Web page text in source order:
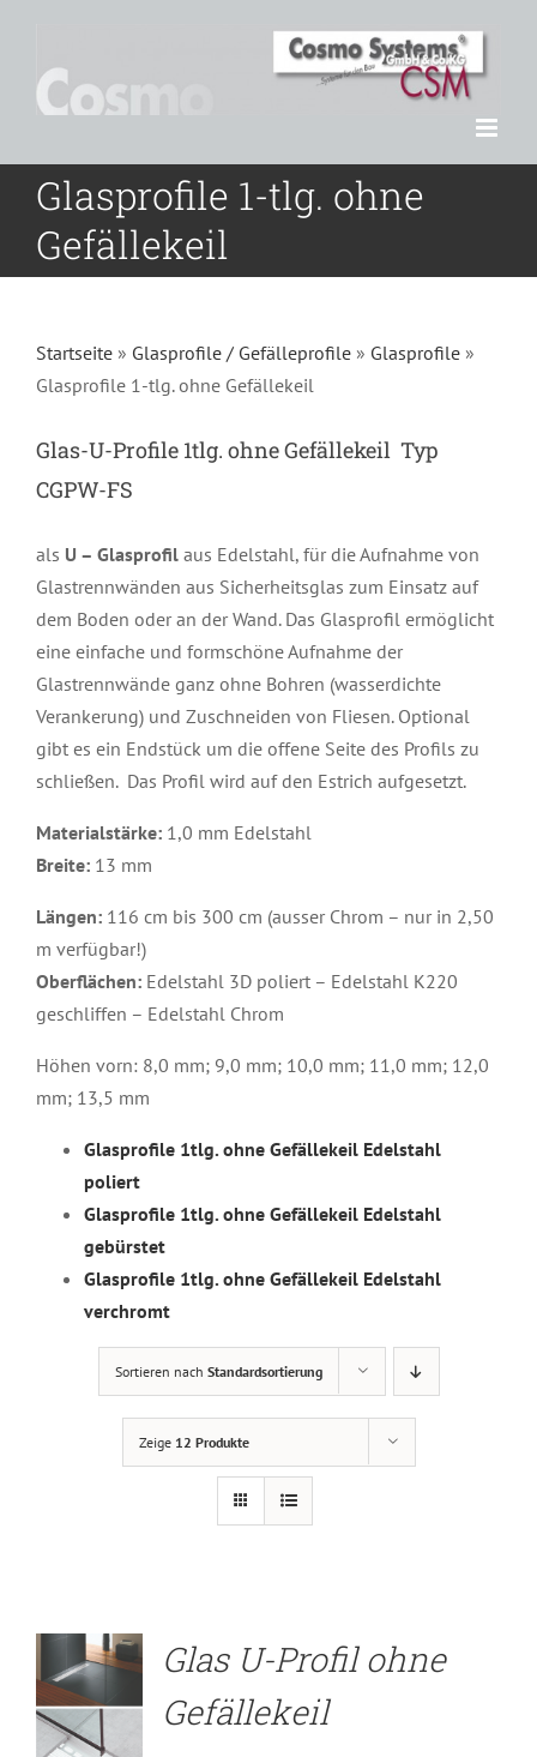
springen
Glasprofile 1-tlg. ohne
Gefällekeil
Startseite » Glasprofile / Gefälleprofile » Glasprofile »
Glasprofile 1-tlg. ohne Gefällekeil
Glas-U-Profile 1tlg. ohne Gefällekeil Typ
CGPW-FS
als U – Glasprofil aus Edelstahl, für die Aufnahme von
Glastrennwänden aus Sicherheitsglas zum Einsatz auf
dem Boden oder an der Wand. Das Glasprofil ermöglicht
eine einfache und formschöne Aufnahme der
Glastrennwände ganz ohne Bohren (wasserdichte
Verankerung) und Zuschneiden von Fliesen. Optional
gibt es ein Endstück um die offene Seite des Profils zu
schließen. Das Profil wird auf den Estrich aufgesetzt.
Materialstärke: 1,0 mm Edelstahl
Breite: 13 mm
Längen: 116 cm bis 300 cm (ausser Chrom – nur in 2,50
m verfügbar!)
Oberflächen: Edelstahl 3D poliert – Edelstahl K220
geschliffen – Edelstahl Chrom
Höhen vorn: 8,0 mm; 9,0 mm; 10,0 mm; 11,0 mm; 12,0
mm; 13,5 mm
Glasprofile 1tlg. ohne Gefällekeil Edelstahl
poliert
Glasprofile 1tlg. ohne Gefällekeil Edelstahl
gebürstet
Glasprofile 1tlg. ohne Gefällekeil Edelstahl
verchromt
Sortieren nach Standardsortierung
Zeige 12 Produkte
Glas U-Profil ohne
Gefällekeil